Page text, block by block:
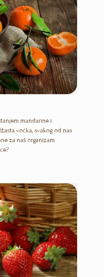
mandarine i
voćka, svakog od nas
za naš organizam